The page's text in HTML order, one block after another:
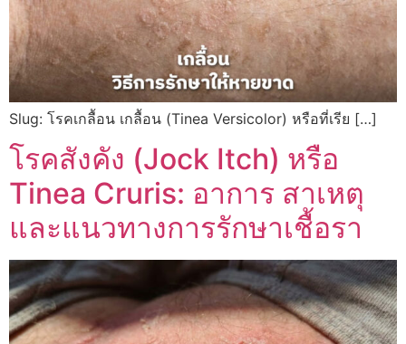
Slug: โรคเกลื้อน เกลื้อน (Tinea Versicolor) หรือที่เรีย […]
โรคสังคัง (Jock Itch) หรือ
Tinea Cruris: อาการ สาเหตุ
และแนวทางการรักษาเชื้อรา